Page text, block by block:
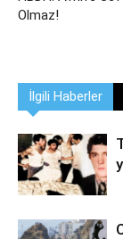
Olmaz!
İlgili Haberler